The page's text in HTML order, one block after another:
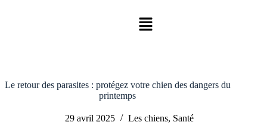
Le retour des parasites : protégez votre chien des dangers du
printemps
29 avril 2025 Les chiens, Santé